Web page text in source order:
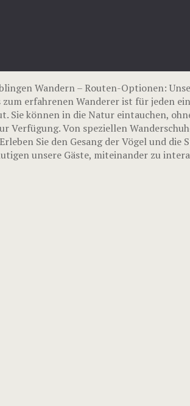
Wandern – Routen-Optionen:
erfahrenen Wanderer ist für jeden
Sie können in die Natur eintauchen,
Von speziellen
Sie den Gesang der Vögel und
unsere Gäste, miteinander zu